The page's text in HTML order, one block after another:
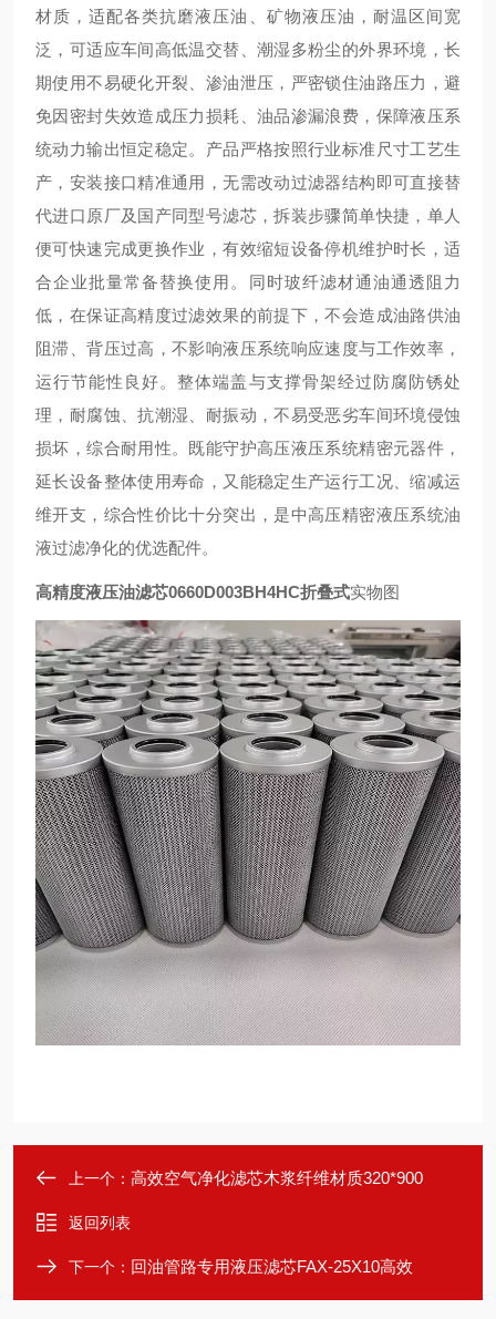
材质，适配各类抗磨液压油、矿物液压油，耐温区间宽
泛，可适应车间高低温交替、潮湿多粉尘的外界环境，长
期使用不易硬化开裂、渗油泄压，严密锁住油路压力，避
免因密封失效造成压力损耗、油品渗漏浪费，保障液压系
统动力输出恒定稳定。产品严格按照行业标准尺寸工艺生
产，安装接口精准通用，无需改动过滤器结构即可直接替
代进口原厂及国产同型号滤芯，拆装步骤简单快捷，单人
便可快速完成更换作业，有效缩短设备停机维护时长，适
合企业批量常备替换使用。同时玻纤滤材通油通透阻力
低，在保证高精度过滤效果的前提下，不会造成油路供油
阻滞、背压过高，不影响液压系统响应速度与工作效率，
运行节能性良好。整体端盖与支撑骨架经过防腐防锈处
理，耐腐蚀、抗潮湿、耐振动，不易受恶劣车间环境侵蚀
损坏，综合耐用性。既能守护高压液压系统精密元器件，
延长设备整体使用寿命，又能稳定生产运行工况、缩减运
维开支，综合性价比十分突出，是中高压精密液压系统油
液过滤净化的优选配件。
高精度液压油滤芯0660D003BH4HC折叠式实物图
上一个： 高效空气净化滤芯木浆纤维材质320*900
返回列表
下一个： 回油管路专用液压滤芯FAX-25X10高效